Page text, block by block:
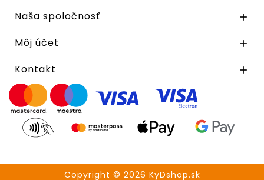
Naša spoločnosť 
Môj účet 
Kontakt 
Copyright © 2026 KyDshop.sk